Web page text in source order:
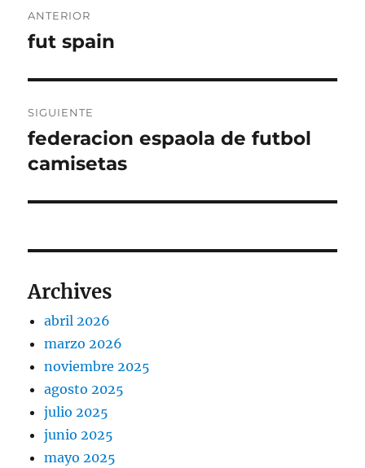
de
ANTERIOR
Entrada
fut spain
SIGUIENTE
Entrada
siguiente:
federacion espaola de futbol
camisetas
Archives
abril 2026
marzo 2026
noviembre 2025
agosto 2025
julio 2025
junio 2025
mayo 2025